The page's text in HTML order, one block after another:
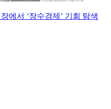
에서 ‘장수경제’ 기회 탐색